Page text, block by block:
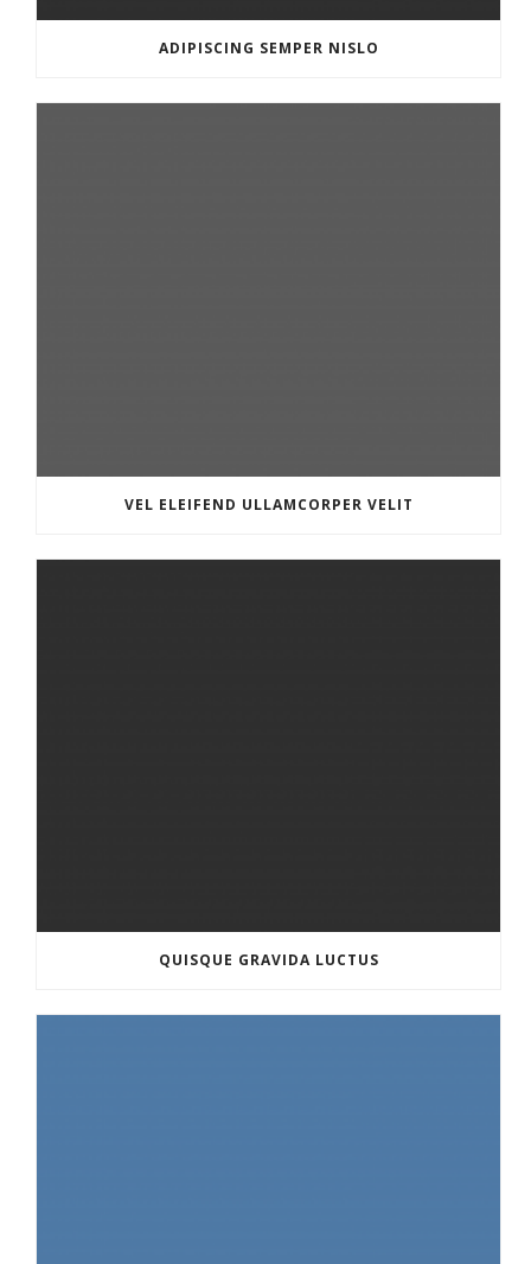
ADIPISCING SEMPER NISLO
VEL ELEIFEND ULLAMCORPER VELIT
QUISQUE GRAVIDA LUCTUS